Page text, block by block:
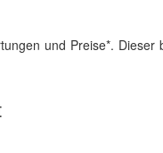
und Preise*. Dieser